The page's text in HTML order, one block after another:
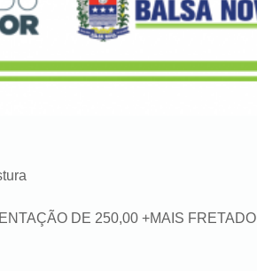
DE 250,00 +MAIS FRETADO